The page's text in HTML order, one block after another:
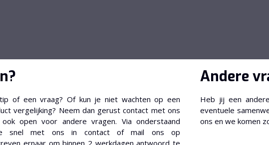
of een vraag? Of kun je niet wachten op een
vergelijking? Neem dan gerust contact met ons
open voor andere vragen. Via onderstaand
je snel met ons in contact of mail ons op
Andere
Heb jij een
eventuele
ons en we komen